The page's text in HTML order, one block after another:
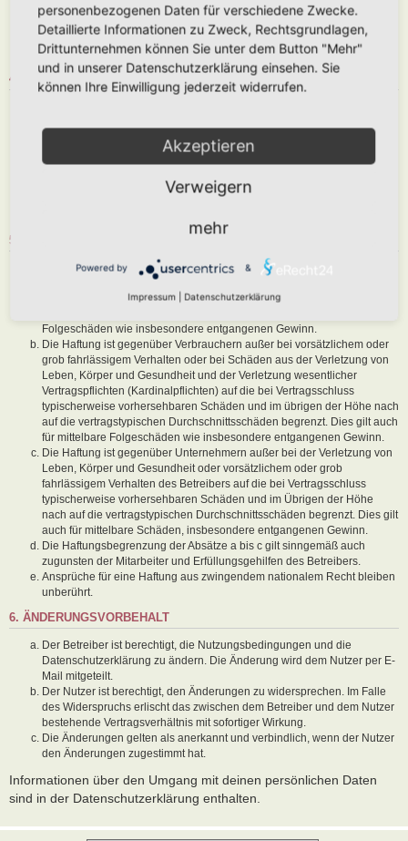
sperren.
Du gestattest dem Betreiber darüber hinaus, deine Beiträge
abzuändern, sofern sie gegen o. g. Regeln verstoßen oder geeignet
sind, dem Betreiber oder einem Dritten Schaden zuzufügen.
4. GENERAL PUBLIC LICENSE
www.phpbb.com
Informationen werden durch die deutschsprachige Community unter
www.phpbb.dezur Verfügung gestellt. Beide haben keinen Einfluss auf
die Art und Weise, wie die Software verwendet wird. Sie können
insbesondere die Verwendung der Software für bestimmte Zwecke nicht
5. GEWÄHRLEISTUNG
Der Betreiber haftet mit Ausnahme der Verletzung von Leben, Körper
und Gesundheit und der Verletzung wesentlicher Vertragspflichten
(Kardinalpflichten) nur für Schäden, die auf ein vorsätzliches oder grob
Folgeschäden wie insbesondere entgangenen Gewinn.
Die Haftung ist gegenüber Verbrauchern außer bei vorsätzlichem oder
grob fahrlässigem Verhalten oder bei Schäden aus der Verletzung von
Leben, Körper und Gesundheit und der Verletzung wesentlicher
Vertragspflichten (Kardinalpflichten) auf die bei Vertragsschluss
typischerweise vorhersehbaren Schäden und im übrigen der Höhe nach
auf die vertragstypischen Durchschnittsschäden begrenzt. Dies gilt auch
für mittelbare Folgeschäden wie insbesondere entgangenen Gewinn.
Die Haftung ist gegenüber Unternehmern außer bei der Verletzung von
Leben, Körper und Gesundheit oder vorsätzlichem oder grob
fahrlässigem Verhalten des Betreibers auf die bei Vertragsschluss
typischerweise vorhersehbaren Schäden und im Übrigen der Höhe
nach auf die vertragstypischen Durchschnittsschäden begrenzt. Dies gilt
auch für mittelbare Schäden, insbesondere entgangenen Gewinn.
Die Haftungsbegrenzung der Absätze a bis c gilt sinngemäß auch
zugunsten der Mitarbeiter und Erfüllungsgehilfen des Betreibers.
Ansprüche für eine Haftung aus zwingendem nationalem Recht bleiben
unberührt.
6. ÄNDERUNGSVORBEHALT
Der Betreiber ist berechtigt, die Nutzungsbedingungen und die
Datenschutzerklärung zu ändern. Die Änderung wird dem Nutzer per E-
Mail mitgeteilt.
Der Nutzer ist berechtigt, den Änderungen zu widersprechen. Im Falle
des Widerspruchs erlischt das zwischen dem Betreiber und dem Nutzer
bestehende Vertragsverhältnis mit sofortiger Wirkung.
Die Änderungen gelten als anerkannt und verbindlich, wenn der Nutzer
den Änderungen zugestimmt hat.
Informationen über den Umgang mit deinen persönlichen Daten
sind in der Datenschutzerklärung enthalten.
personenbezogenen Daten für verschiedene Zwecke.
Detaillierte Informationen zu Zweck, Rechtsgrundlagen,
Drittunternehmen können Sie unter dem Button "Mehr"
und in unserer Datenschutzerklärung einsehen. Sie
können Ihre Einwilligung jederzeit widerrufen.
Akzeptieren
Verweigern
mehr
Powered by &
Impressum Datenschutzerklärung